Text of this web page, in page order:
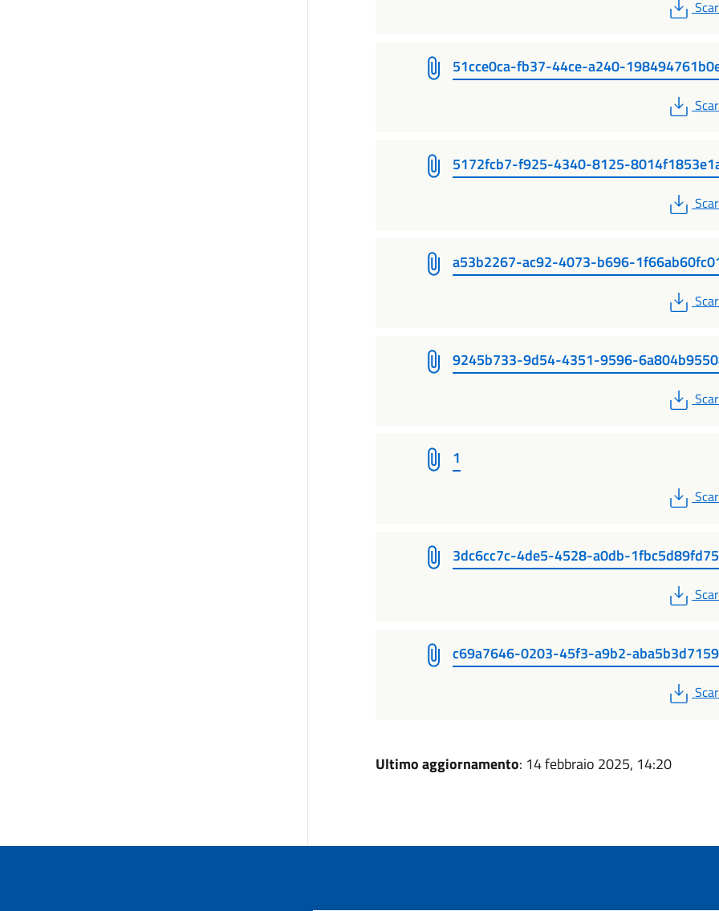
PDF
51cce0ca-fb37-44ce-a240-
PDF
5172fcb7-f925-4340-8125-
PDF
a53b2267-ac92-4073-b696-
PDF
9245b733-9d54-4351-9596-
PDF
1
PDF
3dc6cc7c-4de5-4528-a0db-1fbc5d89fd75
PDF
c69a7646-0203-45f3-a9b2-
PDF
Ultimo aggiornamento: 14 febbraio 2025, 14:20